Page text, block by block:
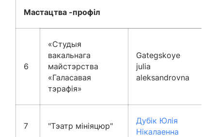
Мастацтва -профіл
6
«Студыя
вакальнага
майстэрства
«Галасавая
тэрафія»
Gategskoye
julia
aleksandrovna
7 "Тэатр мініяцюр"
Дубік Юлія
Нікалаенна